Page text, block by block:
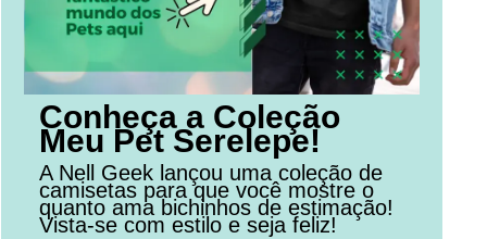
Conheça a Coleção
Meu Pet Serelepe!
A Nell Geek lançou uma coleção de
camisetas para que você mostre o
quanto ama bichinhos de estimação!
Vista-se com estilo e seja feliz!